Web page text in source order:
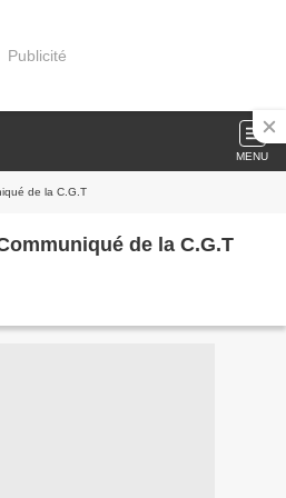
Publicité
MENU
de la C.G.T
de la C.G.T